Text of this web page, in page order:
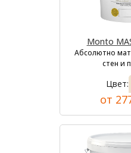
Monto
Абсолютно
стен и
Цвет:
от